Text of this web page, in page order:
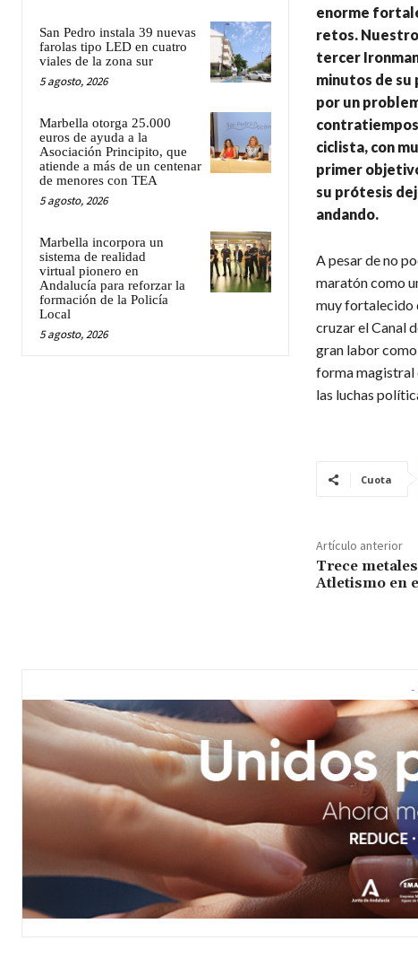
San Pedro instala 39 nuevas
farolas tipo LED en cuatro
viales de la zona sur
5 agosto, 2026
Marbella otorga 25.000
euros de ayuda a la
Asociación Principito, que
atiende a más de un centenar
de menores con TEA
5 agosto, 2026
Marbella incorpora un
sistema de realidad
virtual pionero en
Andalucía para reforzar la
formación de la Policía
Local
5 agosto, 2026
enorme
retos.
tercer
minutos de su
por un
ciclista, con
primer
su prótesis
andando.
A pesar de no
maratón como
muy fortalecido
cruzar el Canal
gran labor como
forma magistral
las luchas
Cuota
Artículo anterior
Trece
Atletismo en
-